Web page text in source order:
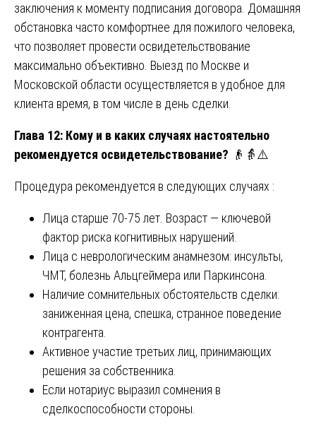
заключения к моменту подписания договора. Домашняя
обстановка часто комфортнее для пожилого человека,
что позволяет провести освидетельствование
максимально объективно. Выезд по Москве и
Московской области осуществляется в удобное для
клиента время, в том числе в день сделки.
Глава 12: Кому и в каких случаях настоятельно
рекомендуется освидетельствование? 👴👵⚠️
Процедура рекомендуется в следующих случаях :
Лица старше 70-75 лет. Возраст — ключевой
фактор риска когнитивных нарушений.
Лица с неврологическим анамнезом: инсульты,
ЧМТ, болезнь Альцгеймера или Паркинсона.
Наличие сомнительных обстоятельств сделки:
заниженная цена, спешка, странное поведение
контрагента.
Активное участие третьих лиц, принимающих
решения за собственника.
Если нотариус выразил сомнения в
сделкоспособности стороны.